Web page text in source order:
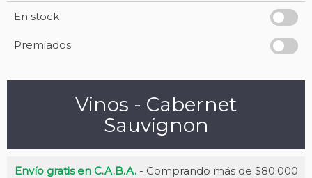
En stock
Premiados
Vinos - Cabernet
Sauvignon
Envío gratis en C.A.B.A.- Comprando más de $80.000